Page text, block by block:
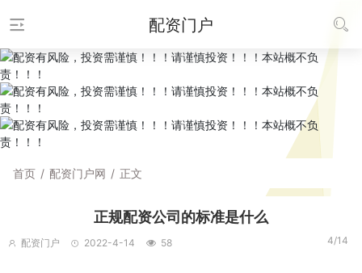
配资门户
首页 / 配资门户网 / 正文
正规配资公司的标准是什么
配资门户 2022-4-14 58 4/14